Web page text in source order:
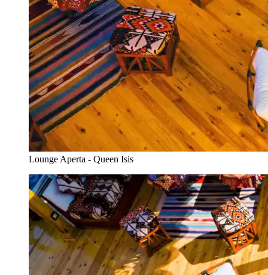
Lounge Aperta - Queen Isis